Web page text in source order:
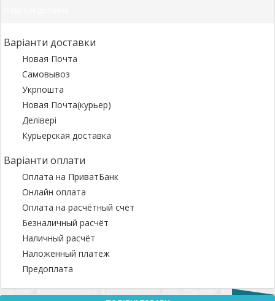
Варіанти доставки
Новая Почта
Самовывоз
Укрпошта
Новая Почта(курьер)
Делівері
Курьерская доставка
Варіанти оплати
Оплата на ПриватБанк
Онлайн оплата
Оплата на расчётный счёт
Безналичный расчёт
Наличный расчёт
Наложенный платеж
Предоплата